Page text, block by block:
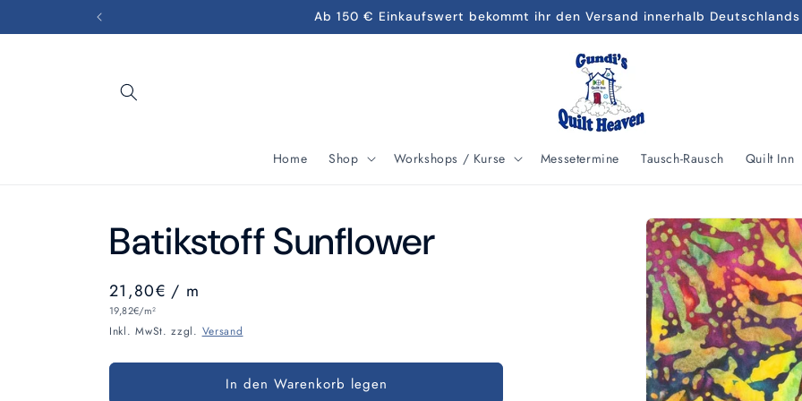
Inhalt
Ab 150 € Einkaufswert bekommt ihr den Versand innerhalb
Home Shop Workshops / Kurse Messetermine Tausch-Rausch Quilt Inn
Zu
Produktinformationen
springen
Batikstoff Sunflower
Normaler
Preis
21,80€ / m
Grundpreis
19,82€/m²
Inkl. MwSt. zzgl. Versand
In den Warenkorb legen